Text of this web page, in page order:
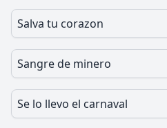
Salva tu corazon
Sangre de minero
Se lo llevo el carnaval